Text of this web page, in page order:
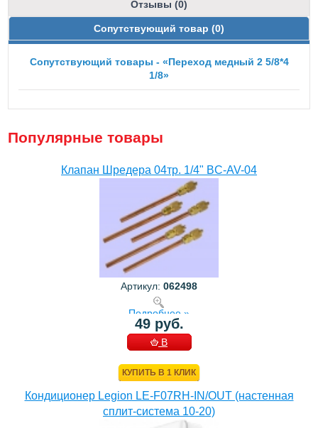
Отзывы (0)
Сопутствующий товар (0)
Сопутствующий товары - «Переход медный 2 5/8*4
1/8»
Популярные товары
Клапан Шредера 04тр. 1/4" BC-AV-04
Артикул: 062498
Подробнее »
49 руб.
В
КУПИТЬ В 1 КЛИК
Кондиционер Legion LE-F07RH-IN/OUT (настенная
сплит-система 10-20)